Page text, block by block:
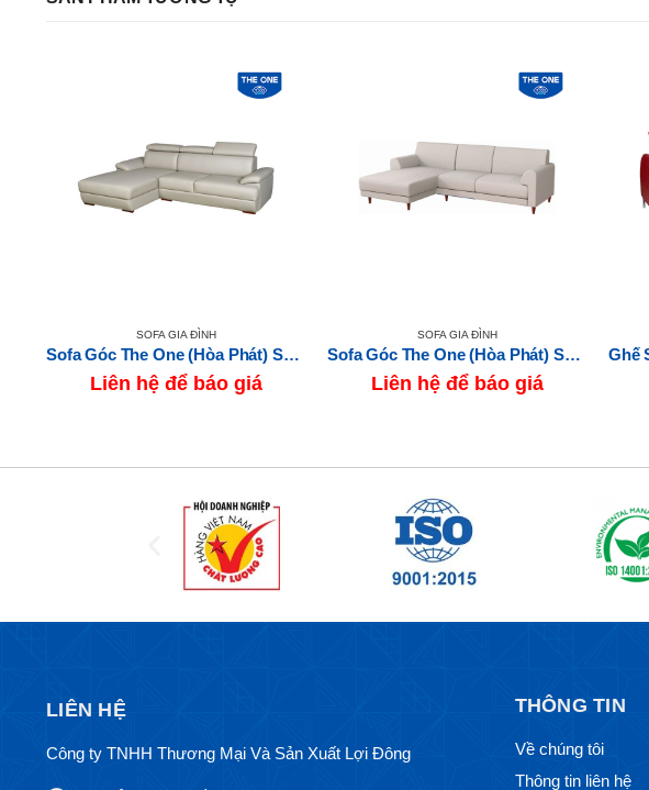
SOFA GIA ĐÌNH
Sofa Góc The One (Hòa Phát) SF513
Liên hệ để báo giá
SOFA GIA ĐÌNH
Sofa Góc The One (Hòa Phát) SF505
Liên hệ để báo giá
LIÊN HỆ
Công ty TNHH Thương Mại Và Sản Xuất Lợi Đông
THÔNG TIN
Về chúng tôi
Thông tin liên hệ